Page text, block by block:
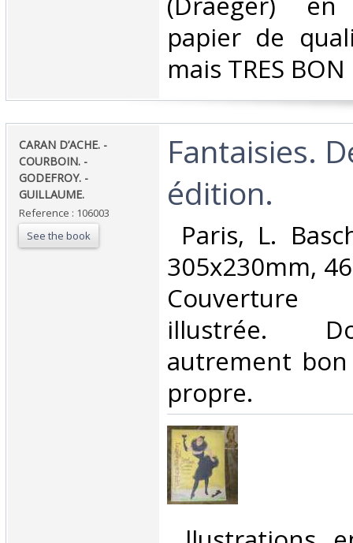
papier de
mais TRES BON
‎CARAN D’ACHE. -
COURBOIN. -
GODEFROY. -
GUILLAUME.‎
Reference : 106003
See the book
‎Fantaisies.
édition.‎
Paris, L.
305x230mm,
illustrée.
autrement
propre. ‎